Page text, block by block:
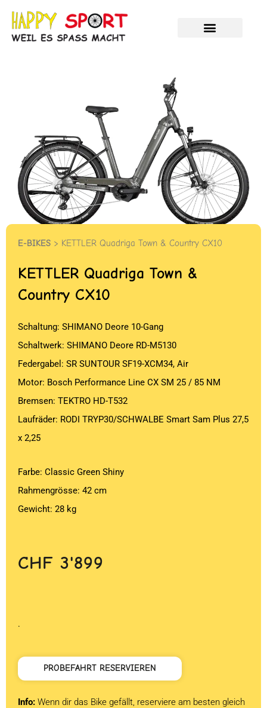
Inhalt
springen
E-BIKES > KETTLER Quadriga Town & Country CX10
KETTLER Quadriga Town &
Country CX10
Schaltung: SHIMANO Deore 10-Gang
Schaltwerk: SHIMANO Deore RD-M5130
Federgabel: SR SUNTOUR SF19-XCM34, Air
Motor: Bosch Performance Line CX SM 25 / 85 NM
Bremsen: TEKTRO HD-T532
Laufräder: RODI TRYP30/SCHWALBE Smart Sam Plus 27,5
x 2,25
Farbe: Classic Green Shiny
Rahmengrösse: 42 cm
Gewicht: 28 kg
CHF 3'899
.
PROBEFAHRT RESERVIEREN
Info: Wenn dir das Bike gefällt, reserviere am besten gleich